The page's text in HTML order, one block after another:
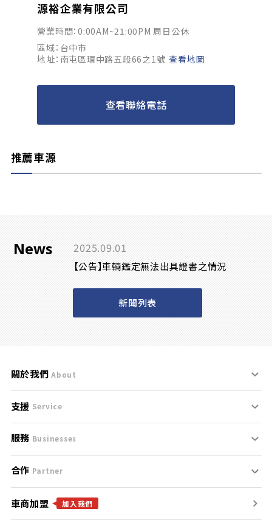
源裕企業有限公司
營業時間：0:00AM~21:00PM 周日公休
區域：台中市
地址：南屯區環中路五段66之1號 查看地圖
查看聯絡電話
推薦車源
News 2025.09.01
【公告】車輛鑑定無法出具證書之情況
新聞列表
關於我們 About
刊登規範
服務條款
免責聲明
隱私權政策
支援 Service
支援中心
聯絡我們
服務 Businesses
什麼是Goo鑑定？
找好車
合作 Partner
合作夥伴
車商加盟 加入我們